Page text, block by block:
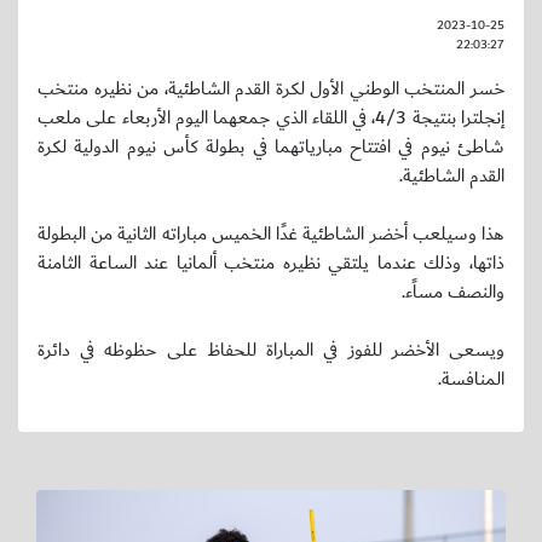
2023-10-25
22:03:27
خسر المنتخب الوطني الأول لكرة القدم الشاطئية، من نظيره منتخب
إنجلترا بنتيجة 4/3، في اللقاء الذي جمعهما اليوم الأربعاء على ملعب
شاطئ نيوم في افتتاح مبارياتهما في بطولة كأس نيوم الدولية لكرة
القدم الشاطئية.
هذا وسيلعب أخضر الشاطئية غدًا الخميس مباراته الثانية من البطولة
ذاتها، وذلك عندما يلتقي نظيره منتخب ألمانيا عند الساعة الثامنة
والنصف مساًء.
ويسعى الأخضر للفوز في المباراة للحفاظ على حظوظه في دائرة
المنافسة.